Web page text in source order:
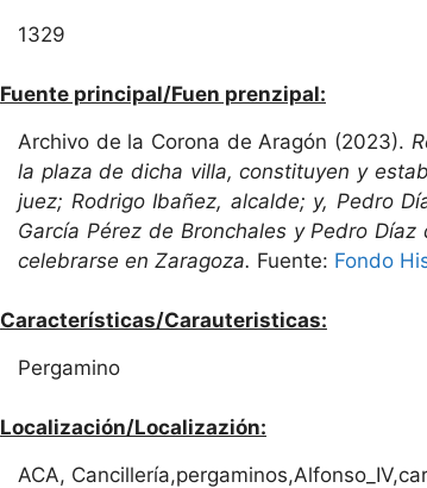
1329
Fuente principal/Fuen prenzipal:
Archivo de la Corona de Aragón (2023).
la plaza de dicha villa, constituyen y
juez; Rodrigo Ibañez, alcalde; y, Pedro
García Pérez de Bronchales y Pedro
celebrarse en Zaragoza. Fuente: Fondo
Características/Carauteristicas:
Pergamino
Localización/Localizazión:
ACA,